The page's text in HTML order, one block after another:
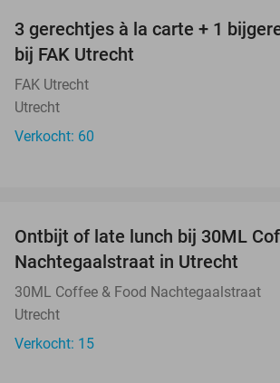
3 gerechtjes à la carte + 1
bij FAK Utrecht
FAK Utrecht
Utrecht
Verkocht: 60
NEW
TODAY
Ontbijt of late lunch bij 30ML
Nachtegaalstraat in Utrecht
30ML Coffee & Food Nachtegaalstraat
Utrecht
Verkocht: 15